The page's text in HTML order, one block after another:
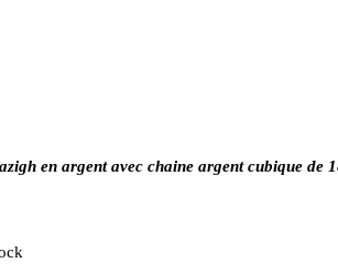
en argent avec chaine argent cubique de